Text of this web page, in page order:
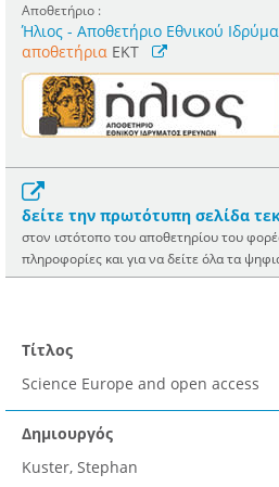
Αποθετήριο :
Ήλιος - Αποθετήριο Εθνικού
αποθετήρια EKT
δείτε την πρωτότυπη σελίδα
στον ιστότοπο του αποθετηρίου του
πληροφορίες και για να δείτε όλα τα
Τίτλος
Science Europe and open access
Δημιουργός
Kuster, Stephan